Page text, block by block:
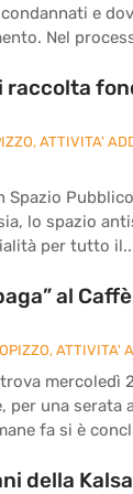
e
Nel
raccolta
, ATTIVITA'
lo spazio
per tutto
al
, ATTIVITA'
mercoledì
per una
fa si è
della Kalsa